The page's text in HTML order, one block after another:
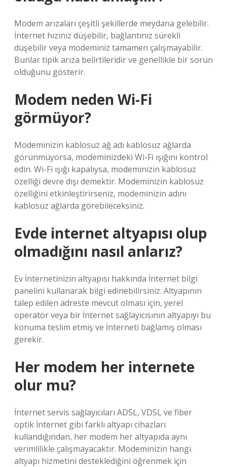
Modem arızaları çeşitli şekillerde meydana gelebilir.
İnternet hızınız düşebilir, bağlantınız sürekli
düşebilir veya modeminiz tamamen çalışmayabilir.
Bunlar tipik arıza belirtileridir ve genellikle bir sorun
olduğunu gösterir.
Modem neden Wi-Fi
görmüyor?
Modeminizin kablosuz ağ adı kablosuz ağlarda
görünmüyorsa, modeminizdeki Wi-Fi ışığını kontrol
edin. Wi-Fi ışığı kapalıysa, modeminizin kablosuz
özelliği devre dışı demektir. Modeminizin kablosuz
özelliğini etkinleştirirseniz, modeminizin adını
kablosuz ağlarda görebileceksiniz.
Evde internet altyapısı olup
olmadığını nasıl anlarız?
Ev İnternetinizin altyapısı hakkında İnternet bilgi
panelini kullanarak bilgi edinebilirsiniz. Altyapının
talep edilen adreste mevcut olması için, yerel
operatör veya bir İnternet sağlayıcısının altyapıyı bu
konuma teslim etmiş ve İnterneti bağlamış olması
gerekir.
Her modem her internete
olur mu?
İnternet servis sağlayıcıları ADSL, VDSL ve fiber
optik İnternet gibi farklı altyapı cihazları
kullandığından, her modem her altyapıda aynı
verimlilikle çalışmayacaktır. Modeminizin hangi
altyapı hizmetini desteklediğini öğrenmek için